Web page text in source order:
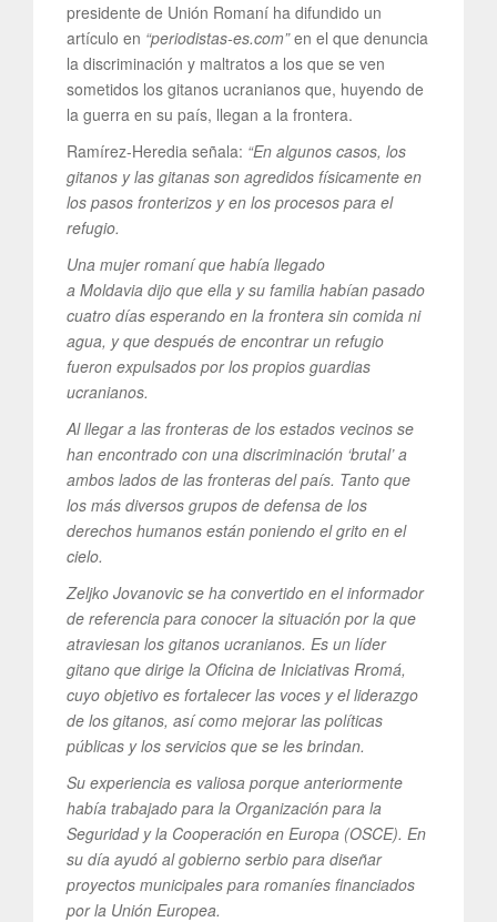
presidente de Unión Romaní ha difundido un
artículo en “periodistas-es.com”en el que denuncia
la discriminación y maltratos a los que se ven
sometidos los gitanos ucranianos que, huyendo de
la guerra en su país, llegan a la frontera.
Ramírez-Heredia señala: “En algunos casos, los
gitanos y las gitanas son agredidos físicamente en
los pasos fronterizos y en los procesos para el
refugio.
Una mujer romaní que había llegado
a Moldavia dijo que ella y su familia habían pasado
cuatro días esperando en la frontera sin comida ni
agua, y que después de encontrar un refugio
fueron expulsados por los propios guardias
ucranianos.
Al llegar a las fronteras de los estados vecinos se
han encontrado con una discriminación ‘brutal’ a
ambos lados de las fronteras del país. Tanto que
los más diversos grupos de defensa de los
derechos humanos están poniendo el grito en el
cielo.
Zeljko Jovanovic se ha convertido en el informador
de referencia para conocer la situación por la que
atraviesan los gitanos ucranianos. Es un líder
gitano que dirige la Oficina de Iniciativas Rromá,
cuyo objetivo es fortalecer las voces y el liderazgo
de los gitanos, así como mejorar las políticas
públicas y los servicios que se les brindan.
Su experiencia es valiosa porque anteriormente
había trabajado para la Organización para la
Seguridad y la Cooperación en Europa (OSCE). En
su día ayudó al gobierno serbio para diseñar
proyectos municipales para romaníes financiados
por la Unión Europea.